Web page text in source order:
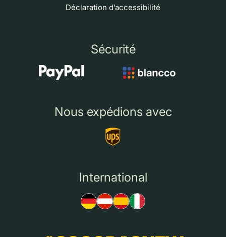
Déclaration d’accessibilité
Sécurité
Nous expédions avec
International